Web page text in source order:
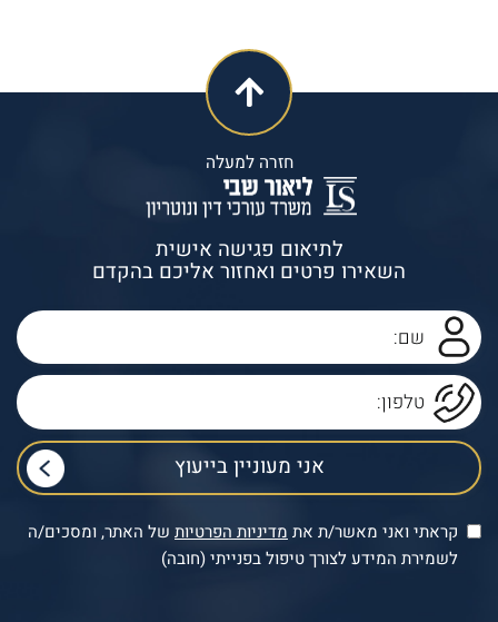
חזרה למעלה
לתיאום פגישה אישית
השאירו פרטים ואחזור אליכם בהקדם
קראתי ואני מאשר/ת את מדיניות הפרטיות של האתר, ומסכים/ה
לשמירת המידע לצורך טיפול בפנייתי (חובה)